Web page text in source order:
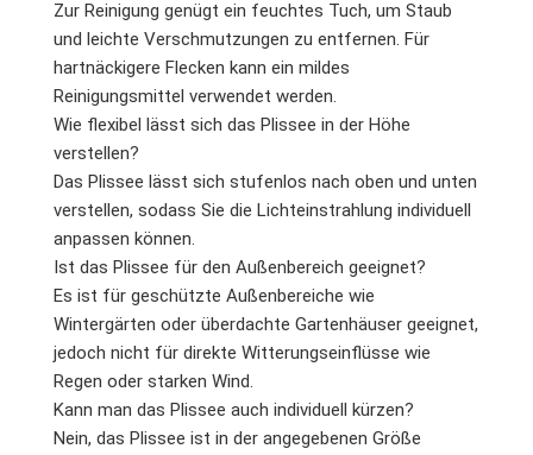
Zur Reinigung genügt ein feuchtes Tuch, um Staub
und leichte Verschmutzungen zu entfernen. Für
hartnäckigere Flecken kann ein mildes
Reinigungsmittel verwendet werden.
Wie flexibel lässt sich das Plissee in der Höhe
verstellen?
Das Plissee lässt sich stufenlos nach oben und unten
verstellen, sodass Sie die Lichteinstrahlung individuell
anpassen können.
Ist das Plissee für den Außenbereich geeignet?
Es ist für geschützte Außenbereiche wie
Wintergärten oder überdachte Gartenhäuser geeignet,
jedoch nicht für direkte Witterungseinflüsse wie
Regen oder starken Wind.
Kann man das Plissee auch individuell kürzen?
Nein, das Plissee ist in der angegebenen Größe